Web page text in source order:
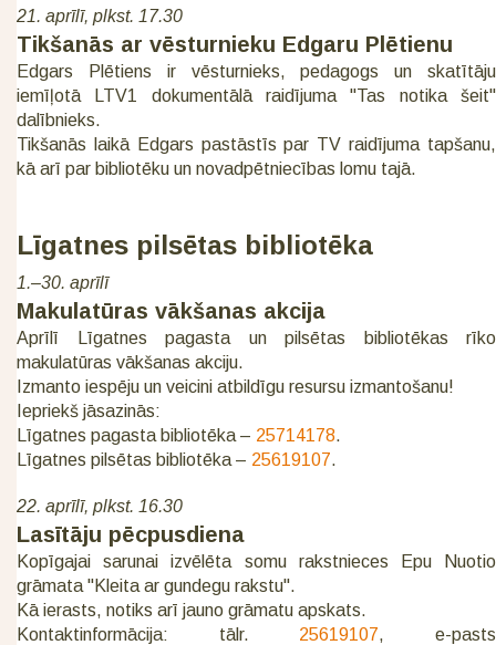
21. aprīlī, plkst. 17.30
Tikšanās ar vēsturnieku Edgaru Plētienu
Edgars Plētiens ir vēsturnieks, pedagogs un skatītāju
iemīļotā LTV1 dokumentālā raidījuma "Tas notika šeit"
dalībnieks.
Tikšanās laikā Edgars pastāstīs par TV raidījuma tapšanu,
kā arī par bibliotēku un novadpētniecības lomu tajā.
Līgatnes pilsētas bibliotēka
1.–30. aprīlī
Makulatūras vākšanas akcija
Aprīlī Līgatnes pagasta un pilsētas bibliotēkas rīko
makulatūras vākšanas akciju.
Izmanto iespēju un veicini atbildīgu resursu izmantošanu!
Iepriekš jāsazinās:
Līgatnes pagasta bibliotēka – 25714178.
Līgatnes pilsētas bibliotēka – 25619107.
22. aprīlī, plkst. 16.30
Lasītāju pēcpusdiena
Kopīgajai sarunai izvēlēta somu rakstnieces Epu Nuotio
grāmata "Kleita ar gundegu rakstu".
Kā ierasts, notiks arī jauno grāmatu apskats.
Kontaktinformācija: tālr. 25619107, e-pasts